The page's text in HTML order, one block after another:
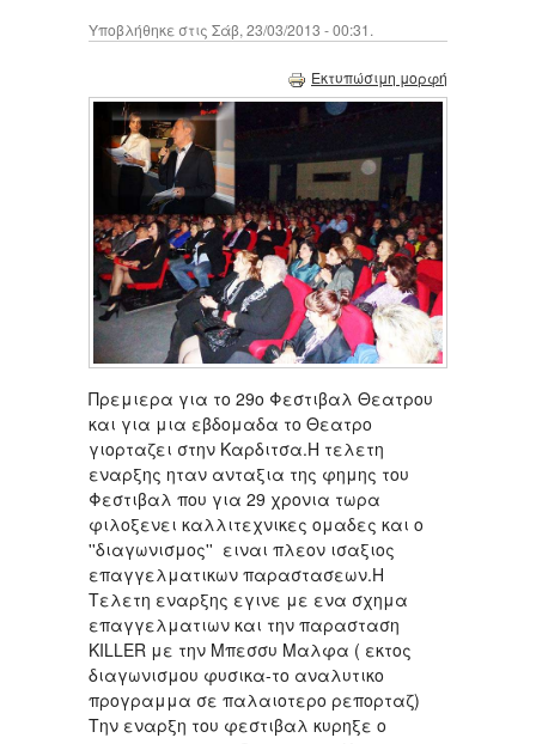
Υποβλήθηκε στις Σάβ, 23/03/2013 - 00:31.
Εκτυπώσιμη μορφή
Πρεμιερα για το 29ο Φεστιβαλ Θεατρου
και για μια εβδομαδα το Θεατρο
γιορταζει στην Καρδιτσα.Η τελετη
εναρξης ηταν ανταξια της φημης του
Φεστιβαλ που για 29 χρονια τωρα
φιλοξενει καλλιτεχνικες ομαδες και ο
''διαγωνισμος'' ειναι πλεον ισαξιος
επαγγελματικων παραστασεων.Η
Τελετη εναρξης εγινε με ενα σχημα
επαγγελματιων και την παρασταση
KILLER με την Μπεσσυ Μαλφα ( εκτος
διαγωνισμου φυσικα-το αναλυτικο
προγραμμα σε παλαιοτερο ρεπορταζ)
Την εναρξη του φεστιβαλ κυρηξε ο